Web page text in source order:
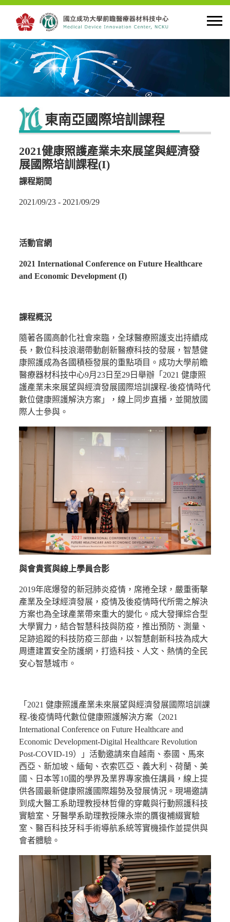
首頁
關於中心
最新公告
創新研究
語系
東南亞國際培訓課程
2021健康照護產業未來展望與經濟發
展國際培訓課程(I)
課程期間
2021/09/23 - 2021/09/29
活動官網
2021 International Conference on Future Healthcare
and Economic Development (I)
課程概況
隨著各國高齡化社會來臨，全球醫療照護支出持續成
長，數位科技浪潮帶動創新醫療科技的發展，智慧健
康照護成為各國積極發展的重點項目。成功大學前瞻
醫療器材科技中心9月23日至29日舉辦「2021 健康照
護產業未來展望與經濟發展國際培訓課程-後疫情時代
數位健康照護解決方案」，線上同步直播，並開放國
際人士參與。
與會貴賓與線上學員合影
2019年底爆發的新冠肺炎疫情，席捲全球，嚴重衝擊
產業及全球經濟發展，疫情及後疫情時代所需之解決
方案也為全球產業帶來重大的變化。成大發揮綜合型
大學實力，結合智慧科技與防疫，推出預防、測量、
足跡追蹤的科技防疫三部曲，以智慧創新科技為成大
周遭建置安全防護網，打造科技、人文、熱情的全民
安心智慧城市。
「2021 健康照護產業未來展望與經濟發展國際培訓課
程-後疫情時代數位健康照護解決方案（2021
International Conference on Future Healthcare and
Economic Development-Digital Healthcare Revolution
Post-COVID-19）」活動邀請來自越南、泰國、馬來
西亞、新加坡、緬甸、衣索匹亞、義大利、荷蘭、美
國、日本等10國的學界及業界專家擔任講員，線上提
供各國最新健康照護國際趨勢及發展情況。現場邀請
到成大醫工系助理教授林哲偉的穿戴與行動照護科技
實驗室、牙醫學系助理教授陳永崇的贋復補綴實驗
室、醫百科技牙科手術導航系統等實機操作並提供與
會者體驗。